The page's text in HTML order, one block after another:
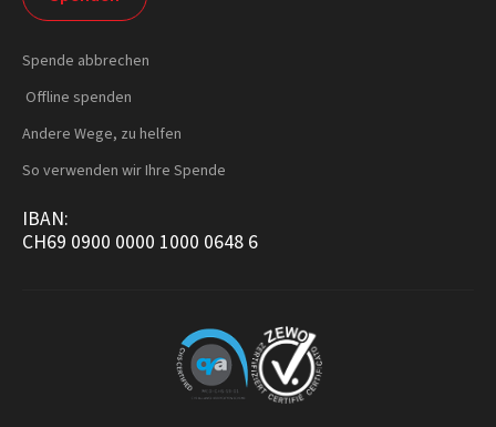
Spende abbrechen
Offline spenden
Andere Wege, zu helfen
So verwenden wir Ihre Spende
IBAN:
CH69 0900 0000 1000 0648 6